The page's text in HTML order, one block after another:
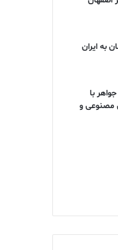
به ایران
با
و